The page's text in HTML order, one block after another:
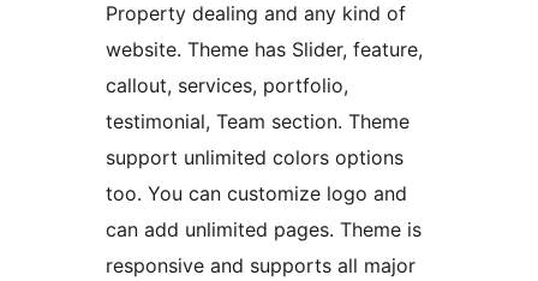
Property dealing and any kind of
website. Theme has Slider, feature,
callout, services, portfolio,
testimonial, Team section. Theme
support unlimited colors options
too. You can customize logo and
can add unlimited pages. Theme is
responsive and supports all major